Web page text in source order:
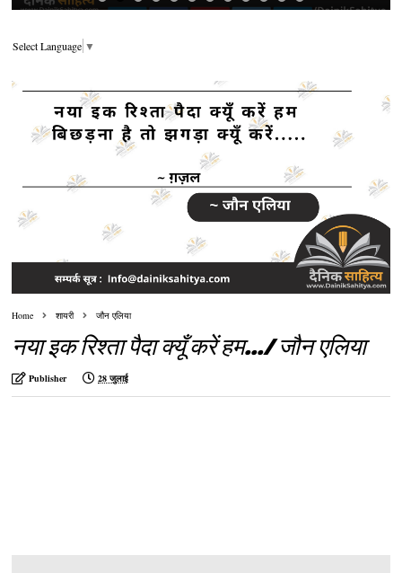
Select Language ▼
Home शायरी जौन एलिया
नया इक रिश्ता पैदा क्यूँ करें हम.../ जौन एलिया
Publisher 28 जुलाई